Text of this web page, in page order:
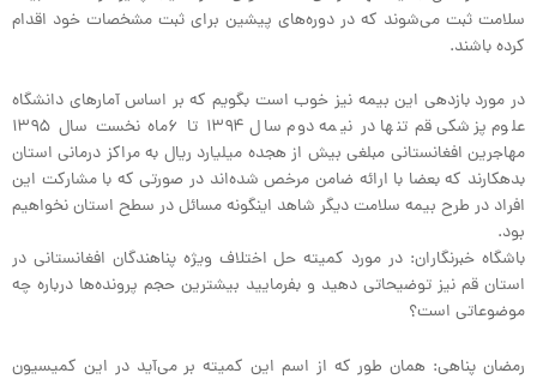
سلامت ثبت می‌شوند که در دوره‌های پیشین برای ثبت مشخصات خود اقدام
کرده باشند.
در مورد بازدهی این بیمه نیز خوب است بگويم که بر اساس آمارهای دانشگاه
علوم پزشکی قم تنها در نیمه دوم سال ۱۳۹۴ تا ۶ماه نخست سال ۱۳۹۵
مهاجرین افغانستانی مبلغی بیش از هجده میلیارد ریال به مراکز درمانی استان
بدهکارند که بعضا با ارائه ضامن مرخص شده‌اند در صورتی که با مشارکت این
افراد در طرح بیمه سلامت دیگر شاهد اینگونه مسائل در سطح استان نخواهیم
بود.
باشگاه خبرنگاران: در مورد کمیته حل اختلاف ویژه پناهندگان افغانستانی در
استان قم نيز توضیحاتی دهید و بفرمایید بیشترین حجم پرونده‌ها درباره چه
موضوعاتی است؟
رمضان پناهی: همان طور که از اسم این کمیته بر می‌آید در این کمیسیون